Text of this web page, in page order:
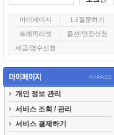
마이페이지
1:1질문하기
트래픽리셋
옵션/연장신청
세금/영수신청
개인 정보 관리
서비스 조회 / 관리
서비스 결제하기